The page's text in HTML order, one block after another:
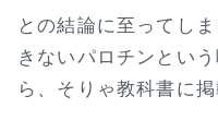
との結論に至ってし
きないパロチンとい
ら、そりゃ教科書に